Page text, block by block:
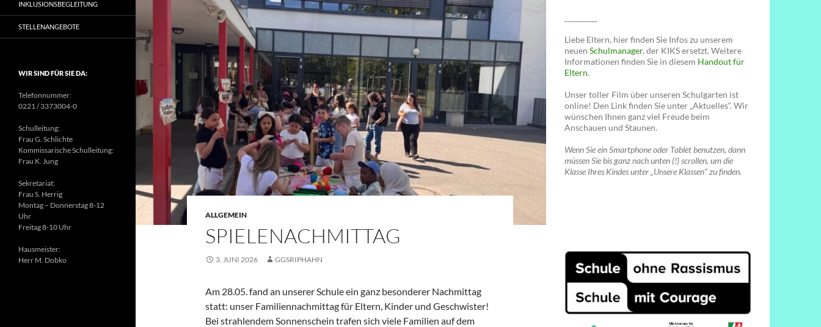
ALLGEMEIN
SPIELENACHMITTAG
3. JUNI 2026 GGSRIPHAHN
Am 28.05. fand an unserer Schule ein ganz besonderer Nachmittag
statt: unser Familiennachmittag für Eltern, Kinder und Geschwister!
Bei strahlendem Sonnenschein trafen sich viele Familien auf dem
Liebe Eltern, hier finden Sie Infos zu unserem
neuen Schulmanager, der KIKS ersetzt. Weitere
Informationen finden Sie in diesem Handout für
Eltern.
Unser toller Film über unseren Schulgarten ist
online! Den Link finden Sie unter „Aktuelles“. Wir
wünschen Ihnen ganz viel Freude beim
Anschauen und Staunen.
Wenn Sie ein Smartphone oder Tablet benutzen, dann
müssen Sie bis ganz nach unten (!) scrollen, um die
Klasse Ihres Kindes unter „Unsere Klassen“ zu finden.
INKLUSIONSBEGLEITUNG
STELLENANGEBOTE
WIR SIND FÜR SIE DA:
Telefonnummer:
0221 / 3373004-0
Schulleitung:
Frau G. Schlichte
Kommissarische Schulleitung:
Frau K. Jung
Sekretariat:
Frau S. Herrig
Montag – Donnerstag 8-12
Uhr
Freitag 8-10 Uhr
Hausmeister:
Herr M. Dobko